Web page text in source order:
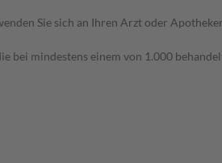
Sie sich an Ihren Arzt oder
bei mindestens einem von 1.000